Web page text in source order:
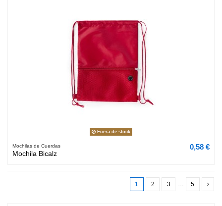
Fuera de stock
Mochilas de Cuerdas
Mochila Bicalz
0,58 €
1 2 3 5